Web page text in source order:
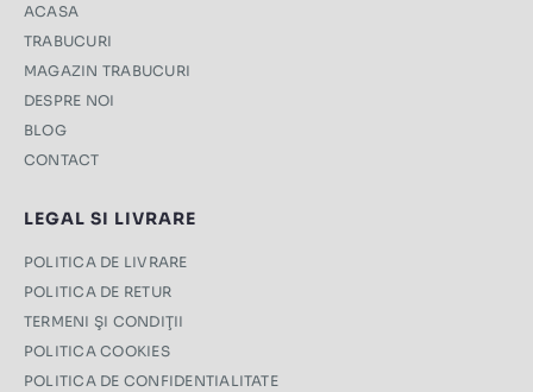
ACASA
TRABUCURI
MAGAZIN TRABUCURI
DESPRE NOI
BLOG
CONTACT
LEGAL SI LIVRARE
POLITICA DE LIVRARE
POLITICA DE RETUR
TERMENI ŞI CONDIŢII
POLITICA COOKIES
POLITICA DE CONFIDENTIALITATE